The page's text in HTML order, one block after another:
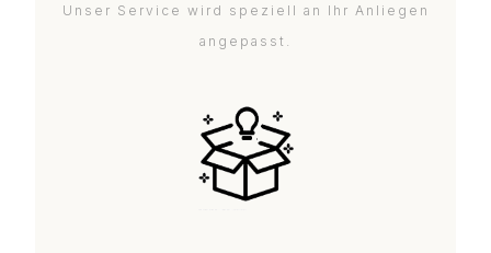
Unser Service wird speziell an Ihr Anliegen
angepasst.